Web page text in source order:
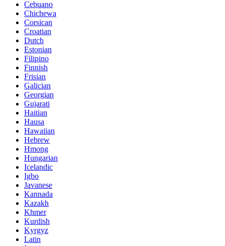
Cebuano
Chichewa
Corsican
Croatian
Dutch
Estonian
Filipino
Finnish
Frisian
Galician
Georgian
Gujarati
Haitian
Hausa
Hawaiian
Hebrew
Hmong
Hungarian
Icelandic
Igbo
Javanese
Kannada
Kazakh
Khmer
Kurdish
Kyrgyz
Latin